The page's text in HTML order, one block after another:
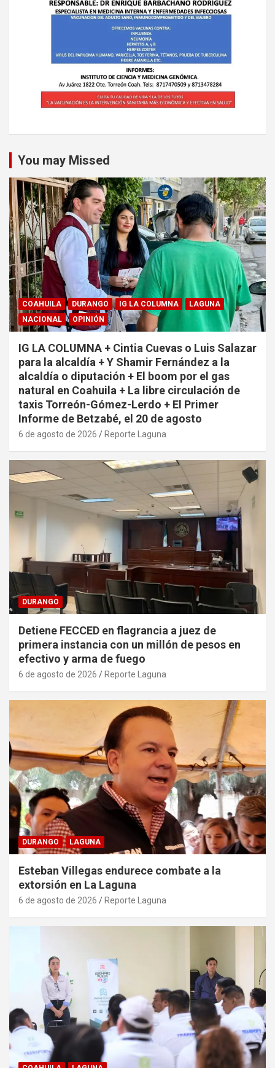
You may Missed
COAHUILA DURANGO IG LA COLUMNA
LAGUNA
NACIONAL
OPINIÓN
IG LA COLUMNA + Cintia Cuevas o Luis Salazar
para la alcaldía + Y Shamir Fernández a la
alcaldía o diputación + El boom por el gas
natural en Coahuila + La libre circulación de
taxis Torreón-Gómez-Lerdo + El Primer
Informe de Betzabé, el 20 de agosto
6 de agosto de 2026 Reporte Laguna
DURANGO
Detiene FECCED en flagrancia a juez de
primera instancia con un millón de pesos en
efectivo y arma de fuego
6 de agosto de 2026 Reporte Laguna
DURANGO LAGUNA
Esteban Villegas endurece combate a la
extorsión en La Laguna
6 de agosto de 2026 Reporte Laguna